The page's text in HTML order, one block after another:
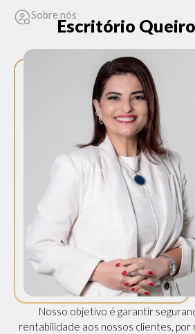
Sobre nós
Escritório
Nosso objetivo é garantir
rentabilidade aos nossos clientes,